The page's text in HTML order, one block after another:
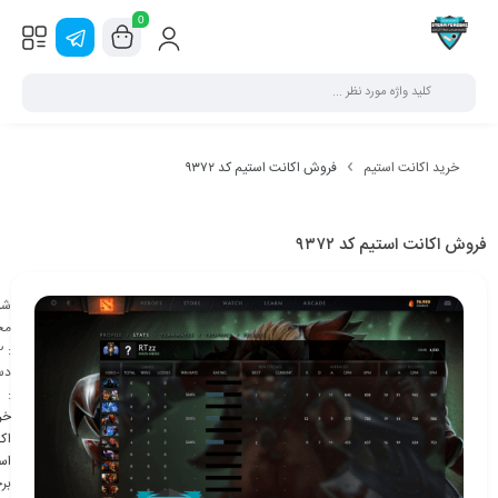
0
خرید اکانت استیم فروش اکانت استیم کد ۹۳۷۲
فروش اکانت استیم کد ۹۳۷۲
:
: